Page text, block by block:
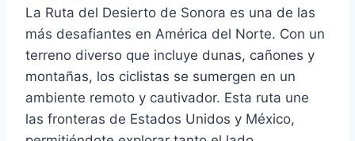
La Ruta del Desierto de Sonora es una de las
más desafiantes en América del Norte. Con un
terreno diverso que incluye dunas, cañones y
montañas, los ciclistas se sumergen en un
ambiente remoto y cautivador. Esta ruta une
las fronteras de Estados Unidos y México,